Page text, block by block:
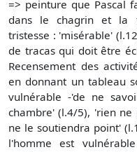
=> peinture que Pascal
dans le chagrin et la
tristesse : 'misérable'
de tracas qui doit être
Recensement des
en donnant un tableau
vulnérable -'de ne
chambre' (l.4/5), 'rien ne
ne le soutiendra point'
l'homme est